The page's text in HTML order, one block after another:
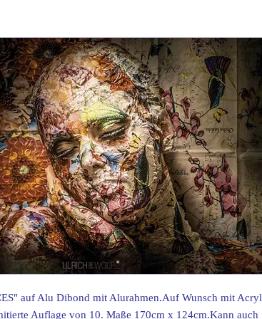
auf Alu Dibond mit Alurahmen.Auf Wunsch mit Acryl
Auflage von 10. Maße 170cm x 124cm.Kann auch